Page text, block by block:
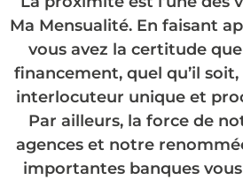
Ma Mensualité. En faisant
vous avez la certitude
financement, quel qu’il
interlocuteur unique et
Par ailleurs, la force de
agences et notre
importantes banques